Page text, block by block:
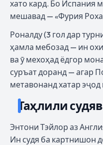
хато кард. Бо Испания
мешавад — «Фурия
Роналду (3 гол дар
ҳамла мебозад — ин
ва ӯ мехоҳад ёдгор
суръат доранд — агар
метавонанд хатар эҷод
Таҳлили
Энтони Тэйлор аз
Ин судя ба картнишон